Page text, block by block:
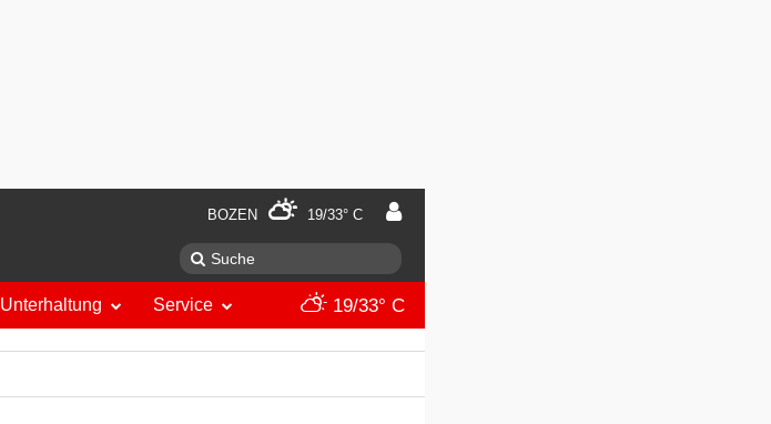
BOZEN 19/33° C
Unterhaltung Service 19/33° C